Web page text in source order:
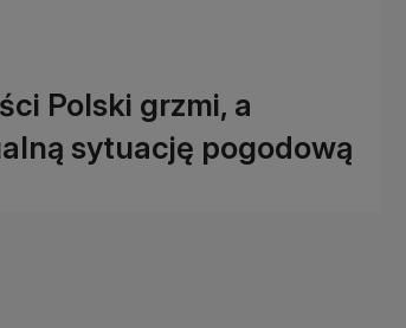
Polski grzmi, a
sytuację pogodową